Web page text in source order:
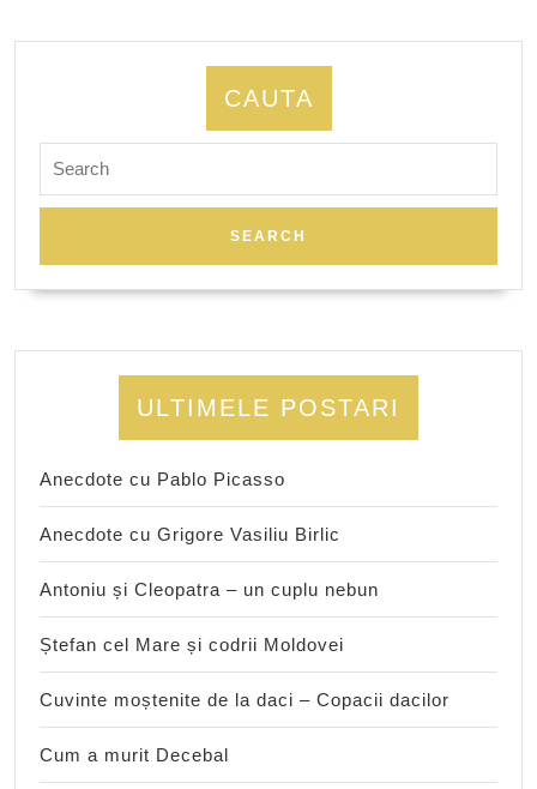
CAUTA
for:
ULTIMELE POSTARI
Anecdote cu Pablo Picasso
Anecdote cu Grigore Vasiliu Birlic
Antoniu și Cleopatra – un cuplu nebun
Ștefan cel Mare și codrii Moldovei
Cuvinte moștenite de la daci – Copacii dacilor
Cum a murit Decebal